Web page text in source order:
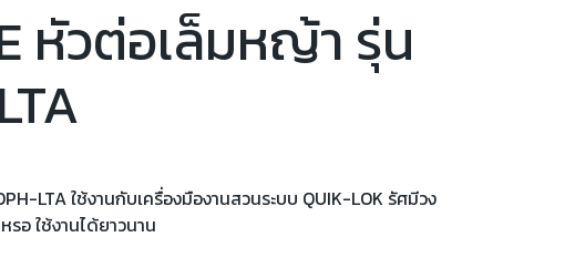
หัวต่อเล็มหญ้า รุ่น
LTA ใช้งานกับเครื่องมืองานสวนระบบ QUIK-LOK รัศมีวง
อ ใช้งานได้ยาวนาน